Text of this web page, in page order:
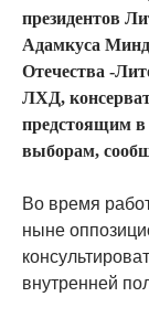
президентов
Адамкуса
Отечества -
ЛХД,
предстоящим
выборам,
Во время
ныне
внутренней